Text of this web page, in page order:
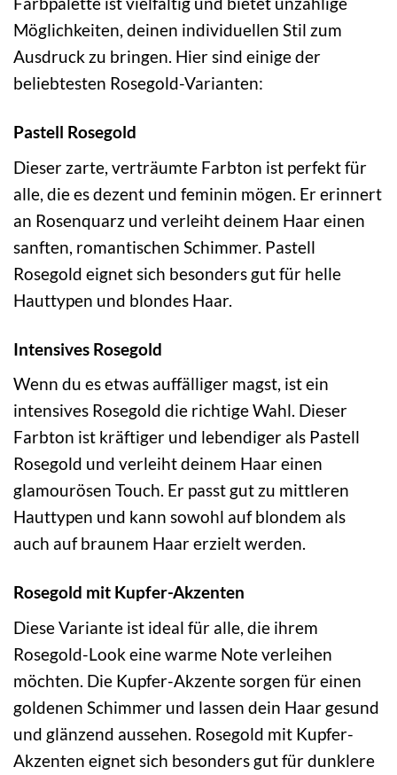
Möglichkeiten, deinen individuellen Stil zum
Ausdruck zu bringen. Hier sind einige der
beliebtesten Rosegold-Varianten:
Pastell Rosegold
Dieser zarte, verträumte Farbton ist perfekt für
alle, die es dezent und feminin mögen. Er erinnert
an Rosenquarz und verleiht deinem Haar einen
sanften, romantischen Schimmer. Pastell
Rosegold eignet sich besonders gut für helle
Hauttypen und blondes Haar.
Intensives Rosegold
Wenn du es etwas auffälliger magst, ist ein
intensives Rosegold die richtige Wahl. Dieser
Farbton ist kräftiger und lebendiger als Pastell
Rosegold und verleiht deinem Haar einen
glamourösen Touch. Er passt gut zu mittleren
Hauttypen und kann sowohl auf blondem als
auch auf braunem Haar erzielt werden.
Rosegold mit Kupfer-Akzenten
Diese Variante ist ideal für alle, die ihrem
Rosegold-Look eine warme Note verleihen
möchten. Die Kupfer-Akzente sorgen für einen
goldenen Schimmer und lassen dein Haar gesund
und glänzend aussehen. Rosegold mit Kupfer-
Akzenten eignet sich besonders gut für dunklere